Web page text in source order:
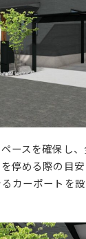
ースを確保し
停める際の目
カーポートを設